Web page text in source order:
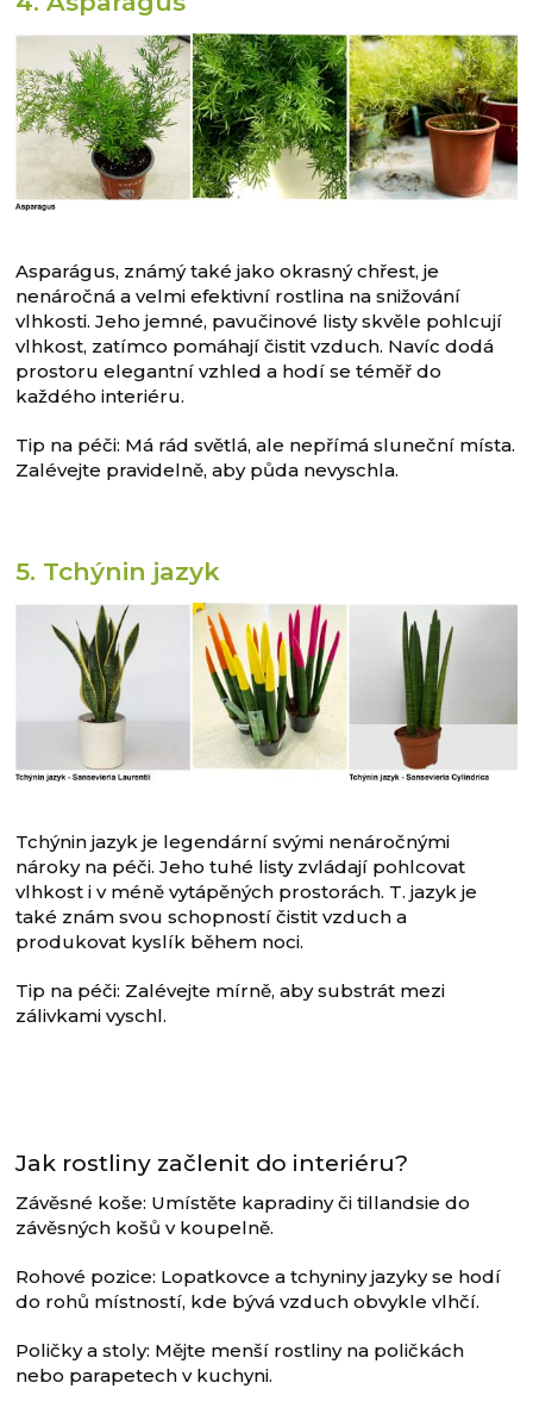
Asparágus, známý také jako okrasný chřest, je
nenáročná a velmi efektivní rostlina na snižování
vlhkosti. Jeho jemné, pavučinové listy skvěle pohlcují
vlhkost, zatímco pomáhají čistit vzduch. Navíc dodá
prostoru elegantní vzhled a hodí se téměř do
každého interiéru.
Tip na péči: Má rád světlá, ale nepřímá sluneční místa.
Zalévejte pravidelně, aby půda nevyschla.
5. Tchýnin jazyk
Tchýnin jazyk je legendární svými nenáročnými
nároky na péči. Jeho tuhé listy zvládají pohlcovat
vlhkost i v méně vytápěných prostorách. T. jazyk je
také znám svou schopností čistit vzduch a
produkovat kyslík během noci.
Tip na péči: Zalévejte mírně, aby substrát mezi
zálivkami vyschl.
Jak rostliny začlenit do interiéru?
Závěsné koše: Umístěte kapradiny či tillandsie do
závěsných košů v koupelně.
Rohové pozice: Lopatkovce a tchyniny jazyky se hodí
do rohů místností, kde bývá vzduch obvykle vlhčí.
Poličky a stoly: Mějte menší rostliny na poličkách
nebo parapetech v kuchyni.